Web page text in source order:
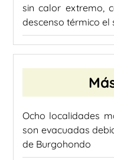
sin calor extremo,
descenso térmico el
Ocho localidades
son evacuadas
de Burgohondo